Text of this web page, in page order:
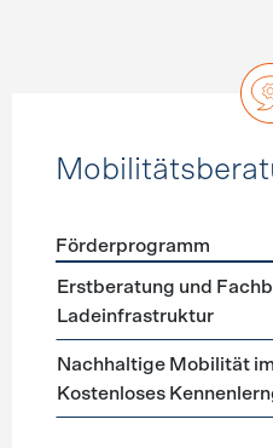
Förderprogramme
Förderprogramm
Erstberatung und
Ladeinfrastruktur
Nachhaltige Mobilität
Kostenloses